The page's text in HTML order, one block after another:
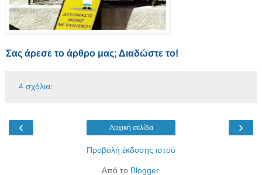
Σας άρεσε το άρθρο μας; Διαδώστε το!
4 σχόλια:
‹ ›
Αρχική σελίδα
Προβολή έκδοσης ιστού
Από το Blogger.